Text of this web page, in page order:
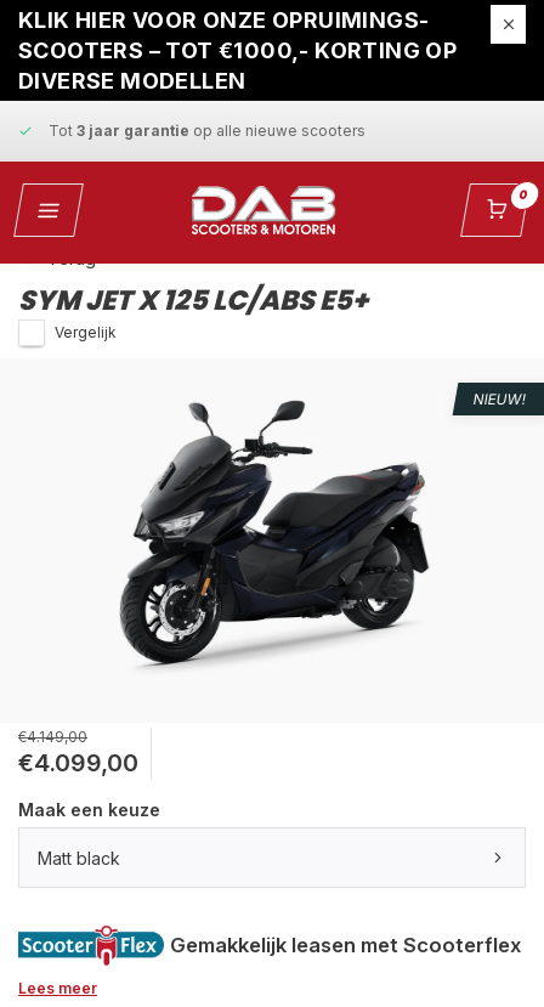
KLIK HIER VOOR ONZE OPRUIMINGS-
SCOOTERS – TOT €1000,- KORTING OP
DIVERSE MODELLEN
Gratis ophaalservicebij reparatie
Snelle leveringen vaste scherpe prijzen
Tot 3 jaar garantie op alle nieuwe scooters
Gratis ophaalservicebij reparatie 0
SYM JET X 125 LC/ABS E5+
Vergelijk
NIEUW!
€4.149,00
€4.099,00
Maak een keuze
Matt black
Gemakkelijk leasen met Scooterflex
Lees meer